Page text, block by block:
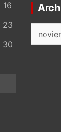
16
23
30
Archivos